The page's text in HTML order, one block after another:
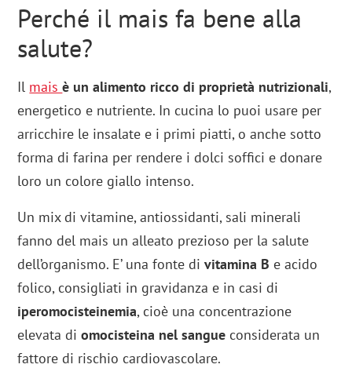
Perché il mais fa bene alla
salute?
Il maisè un alimento ricco di proprietà nutrizionali,
energetico e nutriente. In cucina lo puoi usare per
arricchire le insalate e i primi piatti, o anche sotto
forma di farina per rendere i dolci soffici e donare
loro un colore giallo intenso.
Un mix di vitamine, antiossidanti, sali minerali
fanno del mais un alleato prezioso per la salute
dell’organismo. E’ una fonte divitamina B e acido
folico, consigliati in gravidanza e in casi di
iperomocisteinemia, cioè una concentrazione
elevata diomocisteina nel sangue considerata un
fattore di rischio cardiovascolare.